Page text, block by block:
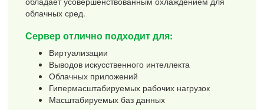
облачных сред.
Сервер отлично подходит для:
Виртуализации
Выводов искусственного интеллекта
Облачных приложений
Гипермасштабируемых рабочих нагрузок
Масштабируемых баз данных